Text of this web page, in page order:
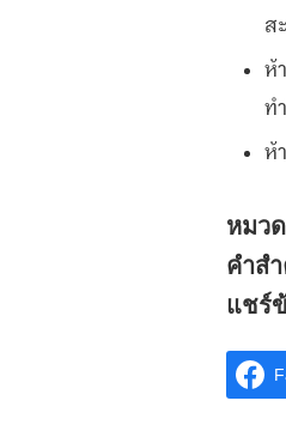
ส
ห้
ท
ห้
หมว
คำส
แชร์